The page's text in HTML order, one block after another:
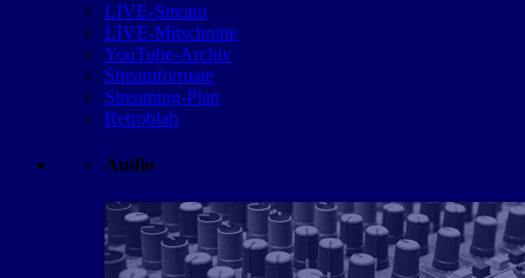
LIVE-Stream
LIVE-Mitschnitte
YouTube-Archiv
Streamformate
Streaming-Plan
Retroblah
Audio